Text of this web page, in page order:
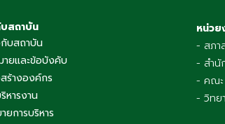
สถาบัน
บสถาบัน
ยและข้อบังคับ
ร้างองค์กร
หารงาน
ยการบริหาร
หน่วย
- สภา
- สำนั
- คณะ
- วิทย